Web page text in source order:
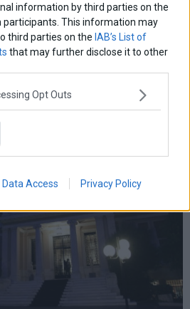
information by third parties on the
participants. This information may
third parties on the IAB’s List of
that may further disclose it to other
Opt Outs
Data Access Privacy Policy
υπαλλήλων της ΑΑΔΕ
της Ανεξάρτητης Αρχής
την 1 Ιουνίου 2021, προβλέπει
Οικονομικών